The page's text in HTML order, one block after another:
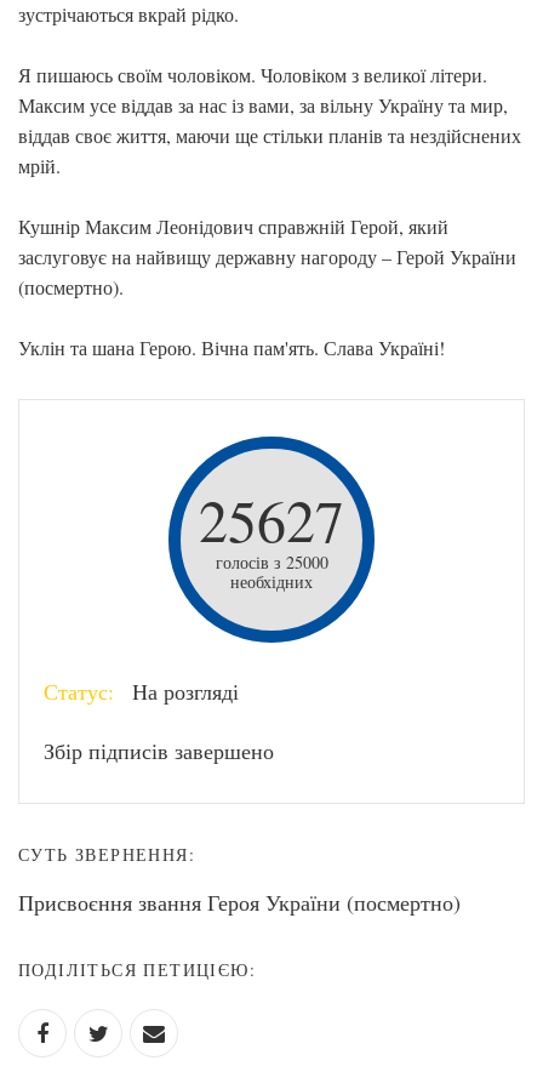
зустрічаються вкрай рідко.
Я пишаюсь своїм чоловіком. Чоловіком з великої літери.
Максим усе віддав за нас із вами, за вільну Україну та мир,
віддав своє життя, маючи ще стільки планів та нездійснених
мрій.
Кушнір Максим Леонідович справжній Герой, який
заслуговує на найвищу державну нагороду – Герой України
(посмертно).
Уклін та шана Герою. Вічна пам'ять. Слава Україні!
25627
голосів з 25000
необхідних
Статус: На розгляді
Збір підписів завершено
СУТЬ ЗВЕРНЕННЯ:
Присвоєння звання Героя України (посмертно)
ПОДІЛІТЬСЯ ПЕТИЦІЄЮ: